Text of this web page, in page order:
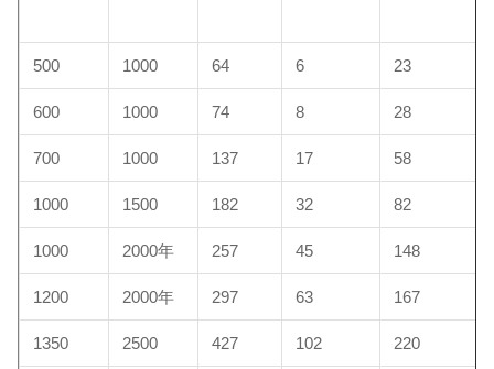
500 1000 64 6 23
600 1000 74 8 28
700 1000 137 17 58
1000 1500 182 32 82
1000 2000年 257 45 148
1200 2000年 297 63 167
1350 2500 427 102 220